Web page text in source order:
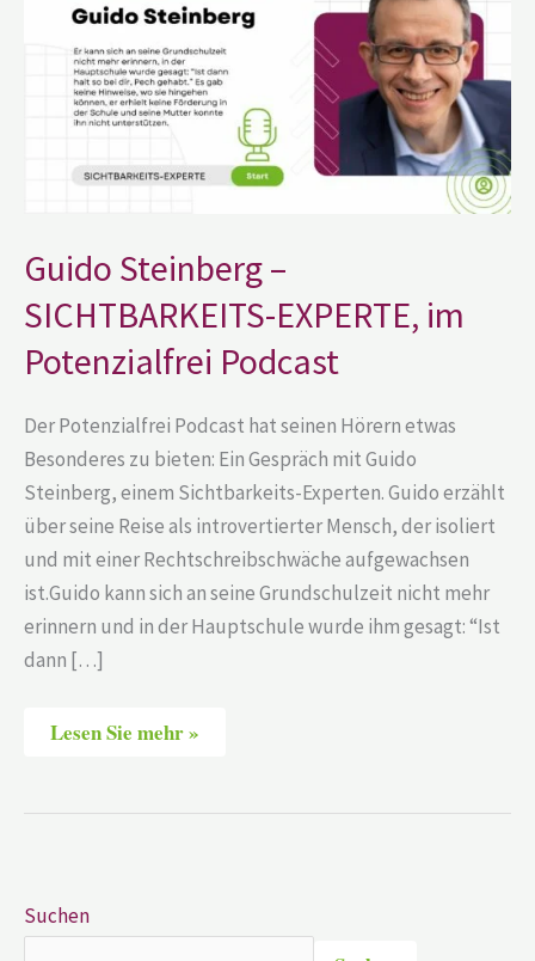
Guido Steinberg –
SICHTBARKEITS-EXPERTE, im
Potenzialfrei Podcast
Der Potenzialfrei Podcast hat seinen Hörern etwas
Besonderes zu bieten: Ein Gespräch mit Guido
Steinberg, einem Sichtbarkeits-Experten. Guido erzählt
über seine Reise als introvertierter Mensch, der isoliert
und mit einer Rechtschreibschwäche aufgewachsen
ist.Guido kann sich an seine Grundschulzeit nicht mehr
erinnern und in der Hauptschule wurde ihm gesagt: “Ist
dann […]
SICHTBARKEITS-
EXPERTE,
Potenzialfrei
Podcast
Lesen Sie mehr »
Suchen